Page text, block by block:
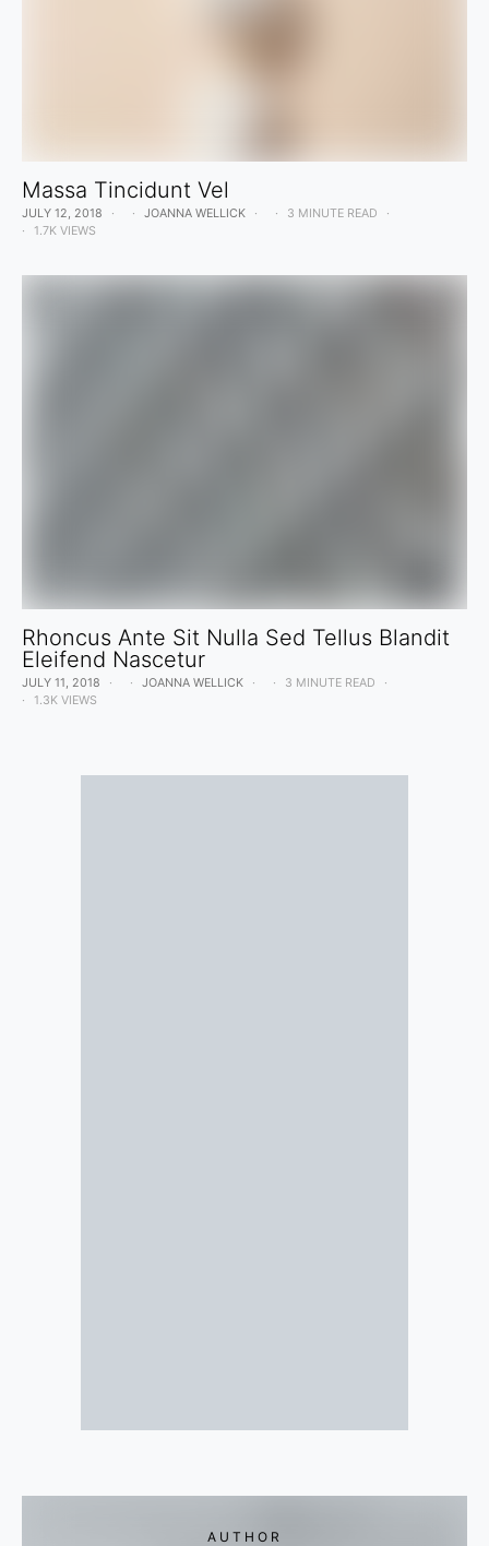
Massa Tincidunt Vel
JULY 12, 2018 JOANNA WELLICK
3 MINUTE READ
1.7K VIEWS
Rhoncus Ante Sit Nulla Sed Tellus Blandit
Eleifend Nascetur
JULY 11, 2018 JOANNA WELLICK
3 MINUTE READ
1.3K VIEWS
AUTHOR